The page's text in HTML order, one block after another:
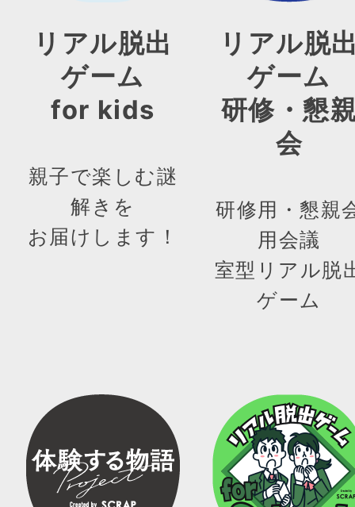
リアル脱出
ゲーム
for kids
親子で楽しむ謎
解きを
お届けします！
リアル脱
ゲーム
研修・懇
会
研修用・懇親
用会議
室型リアル脱
ゲーム